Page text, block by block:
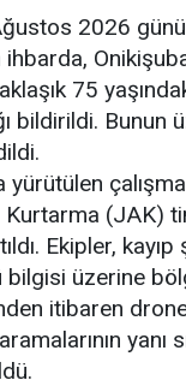
2026
ihbarda,
75
bildirildi. Bunun
(JAK)
Ekipler,
bilgisi üzerine
itibaren
yanı